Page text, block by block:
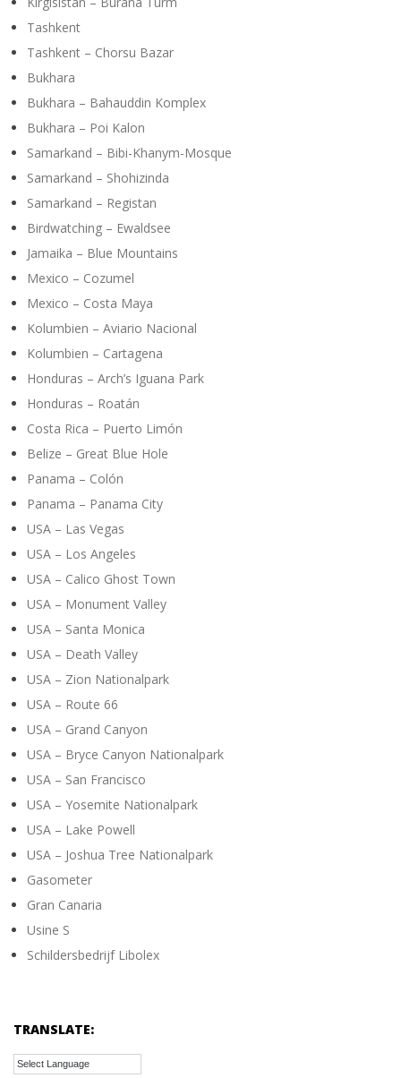
Tashkent
Tashkent – Chorsu Bazar
Bukhara
Bukhara – Bahauddin Komplex
Bukhara – Poi Kalon
Samarkand – Bibi-Khanym-Mosque
Samarkand – Shohizinda
Samarkand – Registan
Birdwatching – Ewaldsee
Jamaika – Blue Mountains
Mexico – Cozumel
Mexico – Costa Maya
Kolumbien – Aviario Nacional
Kolumbien – Cartagena
Honduras – Arch’s Iguana Park
Honduras – Roatán
Costa Rica – Puerto Limón
Belize – Great Blue Hole
Panama – Colón
Panama – Panama City
USA – Las Vegas
USA – Los Angeles
USA – Calico Ghost Town
USA – Monument Valley
USA – Santa Monica
USA – Death Valley
USA – Zion Nationalpark
USA – Route 66
USA – Grand Canyon
USA – Bryce Canyon Nationalpark
USA – San Francisco
USA – Yosemite Nationalpark
USA – Lake Powell
USA – Joshua Tree Nationalpark
Gasometer
Gran Canaria
Usine S
Schildersbedrijf Libolex
TRANSLATE: